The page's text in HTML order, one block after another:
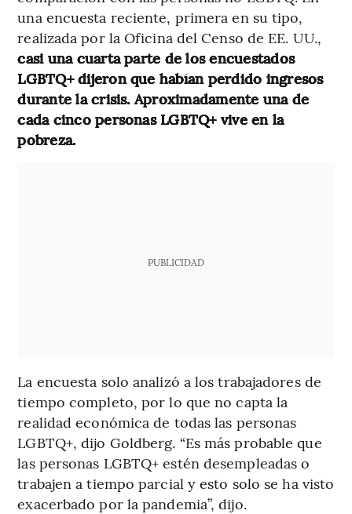
una encuesta reciente, primera en su tipo,
realizada por la Oficina del Censo de EE. UU.,
casi una cuarta parte de los encuestados
LGBTQ+ dijeron que habían perdido ingresos
durante la crisis. Aproximadamente una de
cada cinco personas LGBTQ+ vive en la
pobreza.
PUBLICIDAD
La encuesta solo analizó a los trabajadores de
tiempo completo, por lo que no capta la
realidad económica de todas las personas
LGBTQ+, dijo Goldberg. “Es más probable que
las personas LGBTQ+ estén desempleadas o
trabajen a tiempo parcial y esto solo se ha visto
exacerbado por la pandemia”, dijo.